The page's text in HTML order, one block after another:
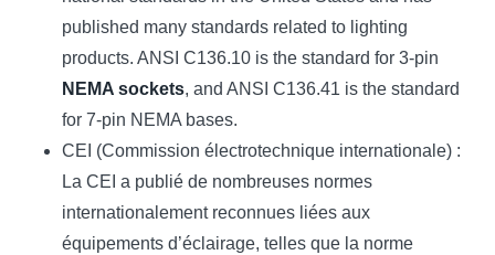
published many standards related to lighting
products. ANSI C136.10 is the standard for 3-pin
NEMA sockets, and ANSI C136.41 is the standard
for 7-pin NEMA bases.
CEI (Commission électrotechnique internationale) :
La CEI a publié de nombreuses normes
internationalement reconnues liées aux
équipements d’éclairage, telles que la norme